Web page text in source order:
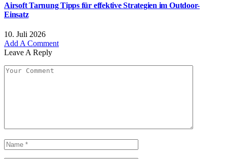
Airsoft Tarnung Tipps für effektive Strategien im Outdoor-
Einsatz
10. Juli 2026
Add A Comment
Leave A Reply